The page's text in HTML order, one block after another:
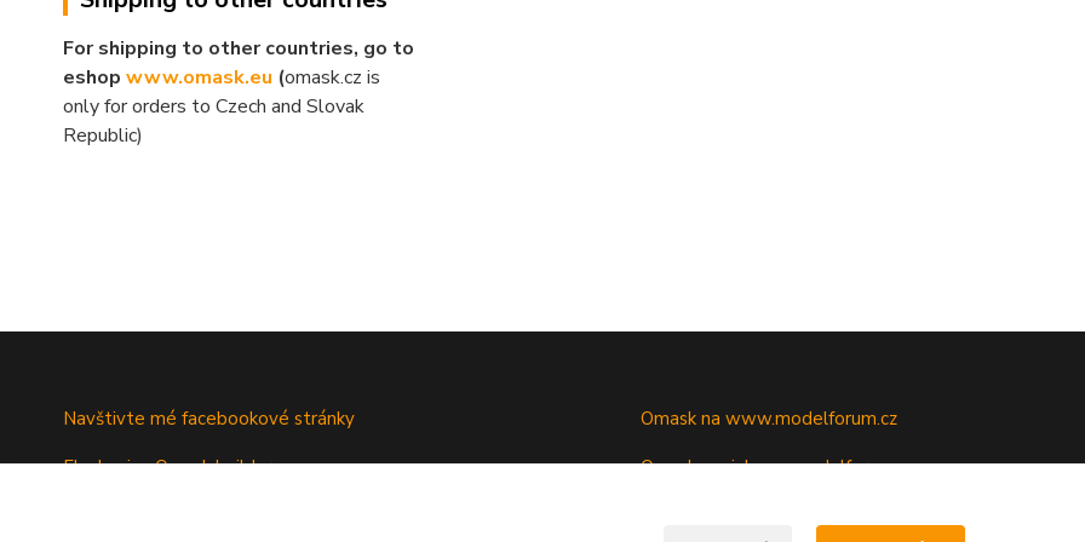
For shipping to other countries, go to
eshop www.omask.eu (omask.cz is
only for orders to Czech and Slovak
Republic)
Navštivte mé facebookové stránky
Fb skupina Omask builders
Omask na www.modelforum.cz
Omask novinky na modelforu